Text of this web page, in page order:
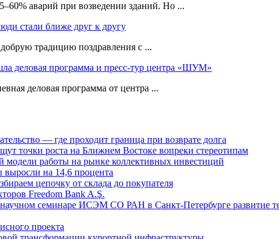
аварий при возведении зданий. Но ...
стали ближе друг к другу
традицию поздравления с ...
деловая программа и пресс-тур центра «ШУМ»
деловая программа от центра ...
— где проходит граница при возврате долга
точки роста на Ближнем Востоке вопреки стереотипам
модели работы на рынке коллективных инвестиций
на 14,6 процента
цепочку от склада до покупателя
Freedom Bank A.Ş.
семинаре ИСЭМ СО РАН в Санкт-Петербурге развитие
проекта